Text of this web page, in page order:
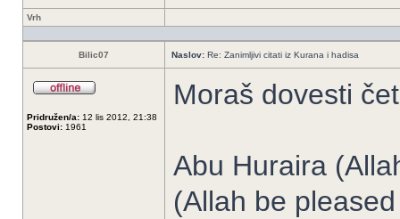
Vrh
Bilic07 Naslov: Re: Zanimljivi citati iz Kurana i hadisa
Pridružen/a: 12 lis 2012, 21:38
Postovi: 1961
Moraš dovesti
Abu Huraira
(Allah be